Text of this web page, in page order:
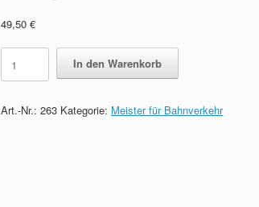
49,50€
Meister
für
Bahnverkehr
Das
In den Warenkorb
Art.-Nr.:263 Kategorie: Meister für Bahnverkehr